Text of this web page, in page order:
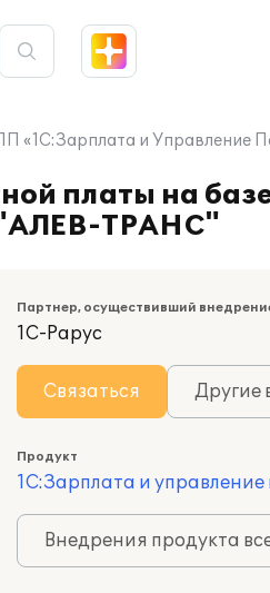
ПП «1С:Зарплата и
платы на
"АЛЕВ-ТРАНС"
Партнер, осуществивший
1С-Рарус
Связаться Другие
Продукт
1С:Зарплата и управление
Внедрения продукта